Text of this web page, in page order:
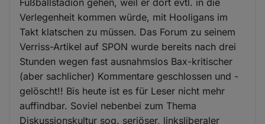
Fußballstadion gehen, weil er dort evtl. in die
Verlegenheit kommen würde, mit Hooligans im
Takt klatschen zu müssen. Das Forum zu seinem
Verriss-Artikel auf SPON wurde bereits nach drei
Stunden wegen fast ausnahmslos Bax-kritischer
(aber sachlicher) Kommentare geschlossen und -
gelöscht!! Bis heute ist es für Leser nicht mehr
auffindbar. Soviel nebenbei zum Thema
Diskussionskultur sog. seriöser, linksliberaler